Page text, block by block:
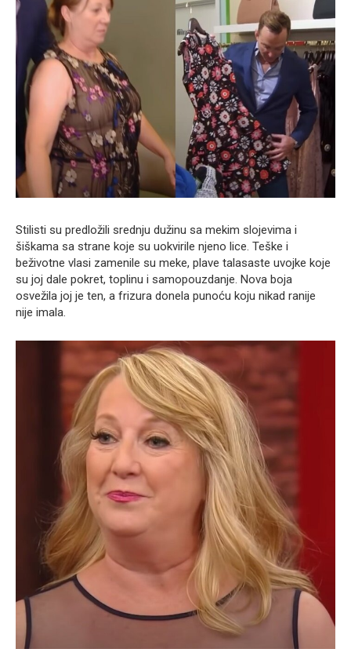
Stilisti su predložili srednju dužinu sa mekim slojevima i
šiškama sa strane koje su uokvirile njeno lice. Teške i
beživotne vlasi zamenile su meke, plave talasaste uvojke koje
su joj dale pokret, toplinu i samopouzdanje. Nova boja
osvežila joj je ten, a frizura donela punoću koju nikad ranije
nije imala.